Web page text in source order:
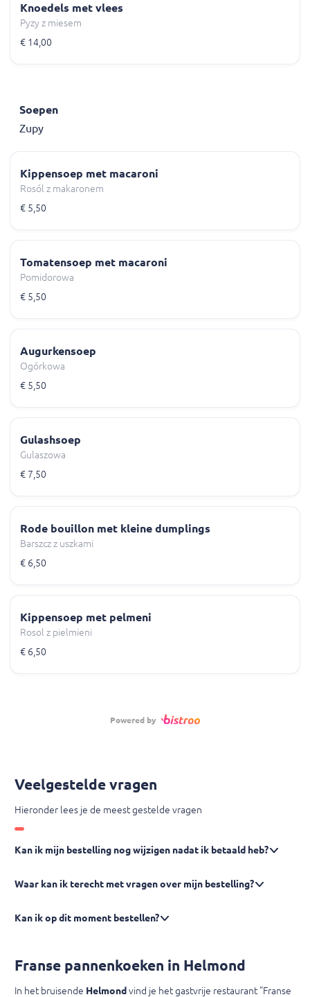
Knoedels met vlees
Pyzy z miesem
€ 14,00
Soepen
Zupy
Kippensoep met macaroni
Rosól z makaronem
€ 5,50
Tomatensoep met macaroni
Pomidorowa
€ 5,50
Augurkensoep
Ogórkowa
€ 5,50
Gulashsoep
Gulaszowa
€ 7,50
Rode bouillon met kleine dumplings
Barszcz z uszkami
€ 6,50
Kippensoep met pelmeni
Rosol z pielmieni
€ 6,50
Powered by
Veelgestelde vragen
Hieronder lees je de meest gestelde vragen
Kan ik mijn bestelling nog wijzigen nadat ik betaald heb?
Waar kan ik terecht met vragen over mijn bestelling?
Kan ik op dit moment bestellen?
Franse pannenkoeken in Helmond
In het bruisende Helmond vind je het gastvrije restaurant "Franse